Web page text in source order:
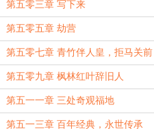
第五零三章 写下来
第五零五章 劫营
第五零七章 青竹伴人皇，拒马关前
败五圣
第五零九章 枫林红叶辞旧人
第五一一章 三处奇观福地
第五一三章 百年经典，永世传承